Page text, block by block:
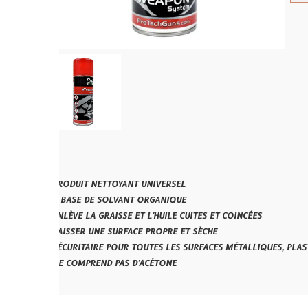
NETTOYANT UNIVERSEL
DE SOLVANT ORGANIQUE
LA GRAISSE ET L'HUILE CUITES ET COINCÉES
UNE SURFACE PROPRE ET SÈCHE
POUR TOUTES LES SURFACES MÉTALLIQUES, PLASTIQUES ET
COMPREND PAS D'ACÉTONE